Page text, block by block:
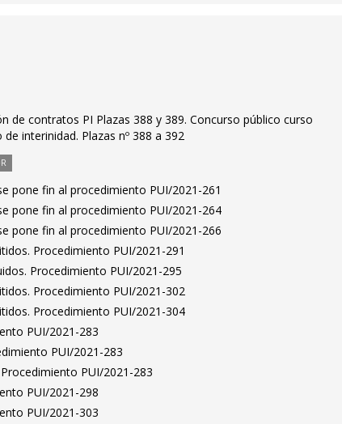
de contratos PI Plazas 388 y 389. Concurso público curso
interinidad. Plazas nº 388 a 392
pone fin al procedimiento PUI/2021-261
pone fin al procedimiento PUI/2021-264
pone fin al procedimiento PUI/2021-266
Procedimiento PUI/2021-291
Procedimiento PUI/2021-295
Procedimiento PUI/2021-302
Procedimiento PUI/2021-304
PUI/2021-283
PUI/2021-283
PUI/2021-283
PUI/2021-298
PUI/2021-303